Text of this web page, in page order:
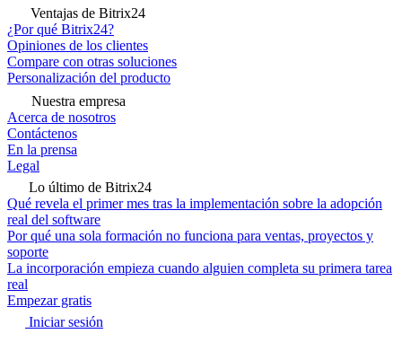
Ventajas de Bitrix24
¿Por qué Bitrix24?
Opiniones de los clientes
Compare con otras soluciones
Personalización del producto
Nuestra empresa
Acerca de nosotros
Contáctenos
En la prensa
Legal
Lo último de Bitrix24
Qué revela el primer mes tras la implementación sobre la adopción
real del software
Por qué una sola formación no funciona para ventas, proyectos y
soporte
La incorporación empieza cuando alguien completa su primera tarea
real
Empezar gratis
Iniciar sesión